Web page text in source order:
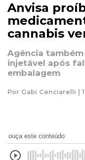
Anvisa
cannabis
Agência
injetável após
embalagem
Por Gabi Cenciarelli |
ouça este conteúdo